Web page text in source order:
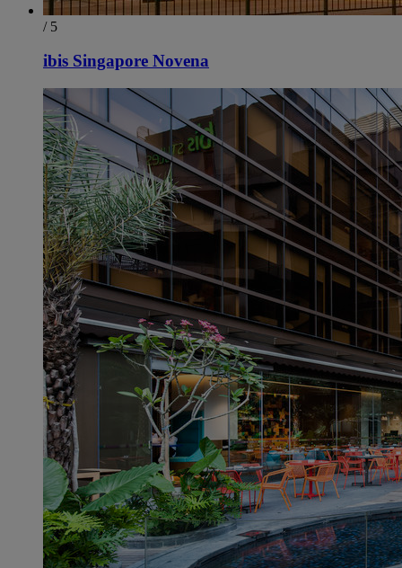
/ 5
ibis Singapore Novena